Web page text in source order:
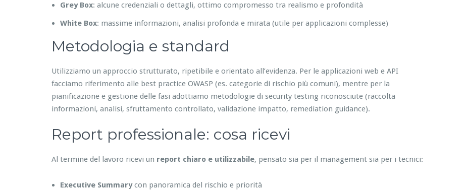
Grey Box: alcune credenziali o dettagli, ottimo compromesso tra realismo e profondità
White Box: massime informazioni, analisi profonda e mirata (utile per applicazioni complesse)
Metodologia e standard
Utilizziamo un approccio strutturato, ripetibile e orientato all’evidenza. Per le applicazioni web e API
facciamo riferimento alle best practice OWASP (es. categorie di rischio più comuni), mentre per la
pianificazione e gestione delle fasi adottiamo metodologie di security testing riconosciute (raccolta
informazioni, analisi, sfruttamento controllato, validazione impatto, remediation guidance).
Report professionale: cosa ricevi
Al termine del lavoro ricevi un report chiaro e utilizzabile, pensato sia per il management sia per i tecnici:
Executive Summarycon panoramica del rischio e priorità